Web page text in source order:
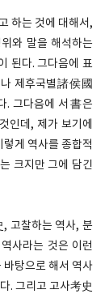
하는 것에 대해서,
와 말을 해석하는
된다. 그다음에 표
제후국별諸侯國
. 그다음에 서書은
인데, 제가 보기에
게 역사를 종합적
크지만 그에 담긴
, 고찰하는 역사, 분
사라는 것은 이런
바탕으로 해서 역사
. 그리고 고사考史